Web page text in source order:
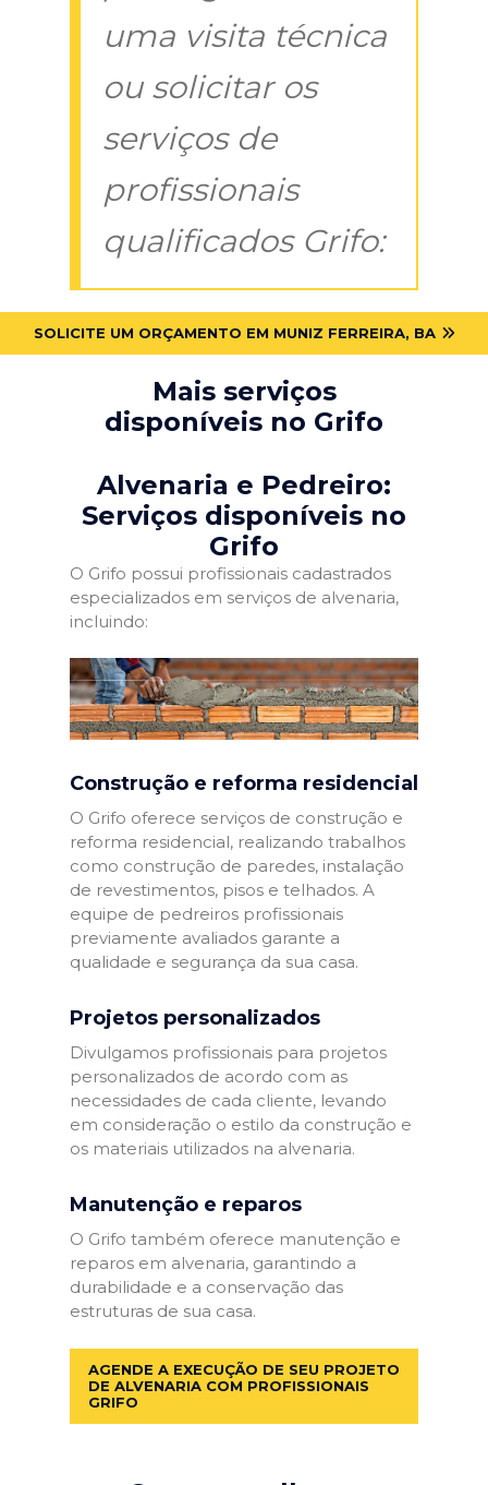
uma visita técnica
ou solicitar os
serviços de
profissionais
qualificados Grifo:
SOLICITE UM ORÇAMENTO EM MUNIZ FERREIRA, BA
Mais serviços
disponíveis no Grifo
Alvenaria e Pedreiro:
Serviços disponíveis no
Grifo
O Grifo possui profissionais cadastrados
especializados em serviços de alvenaria,
incluindo:
Construção e reforma residencial
O Grifo oferece serviços de construção e
reforma residencial, realizando trabalhos
como construção de paredes, instalação
de revestimentos, pisos e telhados. A
equipe de pedreiros profissionais
previamente avaliados garante a
qualidade e segurança da sua casa.
Projetos personalizados
Divulgamos profissionais para projetos
personalizados de acordo com as
necessidades de cada cliente, levando
em consideração o estilo da construção e
os materiais utilizados na alvenaria.
Manutenção e reparos
O Grifo também oferece manutenção e
reparos em alvenaria, garantindo a
durabilidade e a conservação das
estruturas de sua casa.
AGENDE A EXECUÇÃO DE SEU PROJETO
DE ALVENARIA COM PROFISSIONAIS
GRIFO